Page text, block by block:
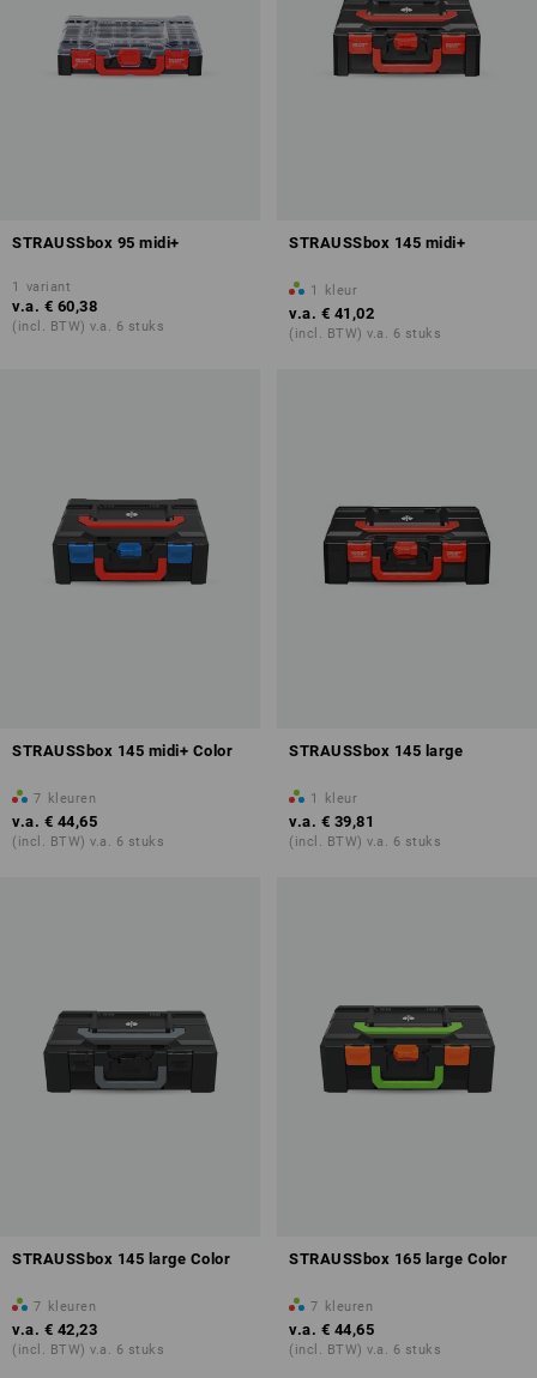
STRAUSSbox 95 midi+
1 variant
v.a. € 60,38
(incl. BTW) v.a. 6 stuks
STRAUSSbox 145 midi+
1 kleur
v.a. € 41,02
(incl. BTW) v.a. 6 stuks
STRAUSSbox 145 midi+ Color
7 kleuren
v.a. € 44,65
(incl. BTW) v.a. 6 stuks
STRAUSSbox 145 large
1 kleur
v.a. € 39,81
(incl. BTW) v.a. 6 stuks
STRAUSSbox 145 large Color
7 kleuren
v.a. € 42,23
(incl. BTW) v.a. 6 stuks
STRAUSSbox 165 large Color
7 kleuren
v.a. € 44,65
(incl. BTW) v.a. 6 stuks